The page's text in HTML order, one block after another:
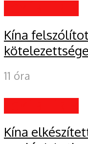
Kína
11 óra
Kína